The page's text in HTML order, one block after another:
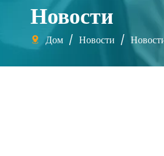
Новости
Дом / Новости /